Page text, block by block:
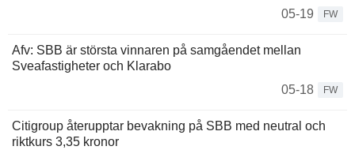
05-19
FW
Afv: SBB är största vinnaren på samgåendet mellan
Sveafastigheter och Klarabo
05-18
FW
Citigroup återupptar bevakning på SBB med neutral och
riktkurs 3,35 kronor